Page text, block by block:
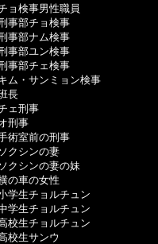
検事男性職員
部チョ検事
部ナム検事
部ユン検事
部チェ検事
・サンミョン検事
長
刑事
事
室前の刑事
シンの妻
ンの妻の妹
の女性
チョルチュン
チョルチュン
チョルチュン
サンウ